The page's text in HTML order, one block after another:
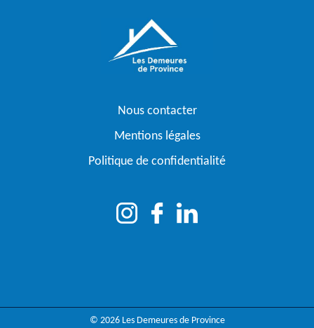
Nous contacter
Mentions légales
Politique de confidentialité
© 2026 Les Demeures de Province